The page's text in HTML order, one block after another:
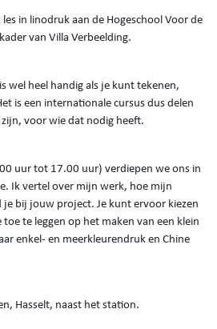
in linodruk aan de Hogeschool Voor de
van Villa Verbeelding.
wel heel handig als je kunt tekenen,
is een internationale cursus dus delen
voor wie dat nodig heeft.
uur tot 17.00 uur) verdiepen we ons in
Ik vertel over mijn werk, hoe mijn
je bij jouw project. Je kunt ervoor kiezen
te leggen op het maken van een klein
enkel- en meerkleurendruk en Chine
Hasselt, naast het station.